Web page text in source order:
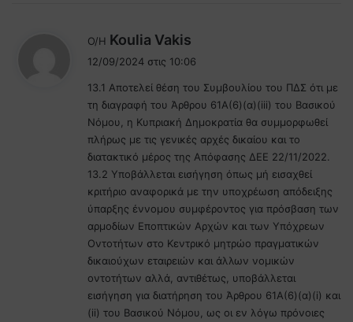
Ο/Η Koulia Vakis
ι
:
12/09/2024 στις 10:06
13.1 Αποτελεί θέση του Συμβουλίου του ΠΔΣ ότι με
τη διαγραφή του Άρθρου 61Α(6)(α)(iii) του Βασικού
Νόμου, η Κυπριακή Δημοκρατία θα συμμορφωθεί
πλήρως με τις γενικές αρχές δικαίου και το
διατακτικό μέρος της Απόφασης ΔΕΕ 22/11/2022.
13.2 Υποβάλλεται εισήγηση όπως μή εισαχθεί
κριτήριο αναφορικά με την υποχρέωση απόδειξης
ύπαρξης έννομου συμφέροντος για πρόσβαση των
αρμοδίων Εποπτικών Αρχών και των Υπόχρεων
Οντοτήτων στο Κεντρικό μητρώο πραγματικών
δικαιούχων εταιρειών και άλλων νομικών
οντοτήτων αλλά, αντιθέτως, υποβάλλεται
εισήγηση για διατήρηση του Άρθρου 61Α(6)(α)(i) και
(ii) του Βασικού Νόμου, ως οι εν λόγω πρόνοιες